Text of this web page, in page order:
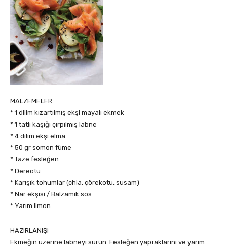
MALZEMELER
* 1 dilim kızartılmış ekşi mayalı ekmek
* 1 tatlı kaşığı çırpılmış labne
* 4 dilim ekşi elma
* 50 gr somon füme
* Taze fesleğen
* Dereotu
* Karışık tohumlar (chia, çörekotu, susam)
* Nar ekşisi / Balzamik sos
* Yarım limon
HAZIRLANIŞI
Ekmeğin üzerine labneyi sürün. Fesleğen yapraklarını ve yarım